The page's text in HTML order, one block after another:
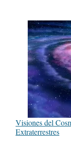
Visiones del
Extraterrestres